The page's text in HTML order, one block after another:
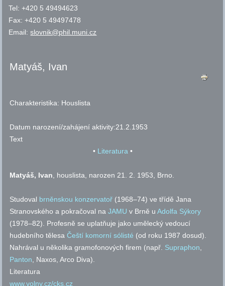
Tel: +420 5 49494623
Fax: +420 5 49497478
Email:slovnik@phil.muni.cz
Matyáš, Ivan
Charakteristika: Houslista
Datum narození/zahájení aktivity:21.2.1953
Text
• Literatura•
Matyáš, Ivan, houslista, narozen 21. 2. 1953, Brno.
Studoval brněnskou konzervatoř (1968–74) ve třídě Jana
Stranovského a pokračoval naJAMU v Brně uAdolfa Sýkory
(1978–82). Profesně se uplatňuje jako umělecký vedoucí
hudebního tělesaČeští komorní sólisté (od roku 1987 dosud).
Nahrával u několika gramofonových firem (např. Supraphon,
Panton, Naxos, Arco Diva).
Literatura
www.volny.cz/cks.cz